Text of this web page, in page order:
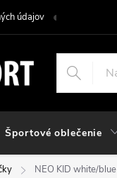
údajov
Športové oblečenie
NEO KID white/blue